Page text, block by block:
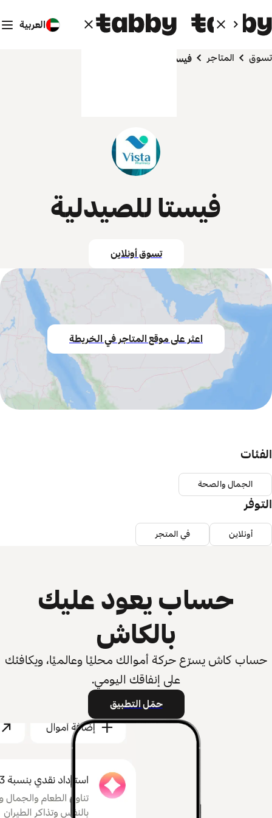
العربية
تسوق المتاجر فيستا للصيدلية
فيستا للصيدلية
تسوق أونلاين
اعثر على موقع المتاجر في الخريطة
الفئات
الجمال والصحة
التوفر
أونلاين في المتجر
حساب يعود عليك
بالكاش
حساب كاش يسرّع حركة أموالك محليًا وعالميًا، ويكافئك
على إنفاقك اليومي.
حمّل التطبيق